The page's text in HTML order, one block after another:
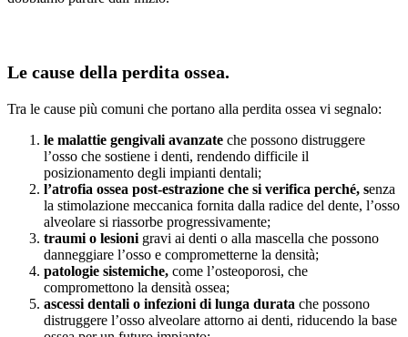
Le cause della perdita ossea.
Tra le cause più comuni che portano alla perdita ossea vi segnalo:
le malattie gengivali avanzate che possono distruggere
l’osso che sostiene i denti, rendendo difficile il
posizionamento degli impianti dentali;
l’atrofia ossea post-estrazione che si verifica perché, senza
la stimolazione meccanica fornita dalla radice del dente, l’osso
alveolare si riassorbe progressivamente;
traumi o lesioni gravi ai denti o alla mascella che possono
danneggiare l’osso e comprometterne la densità;
patologie sistemiche, come l’osteoporosi, che
compromettono la densità ossea;
ascessi dentali o infezioni di lunga durata che possono
distruggere l’osso alveolare attorno ai denti, riducendo la base